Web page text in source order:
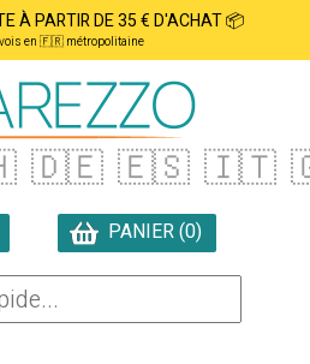
À PARTIR DE 35 € D'ACHAT 📦
en 🇫🇷 métropolitaine
🇩🇪 🇪🇸 🇮🇹
PANIER (0)